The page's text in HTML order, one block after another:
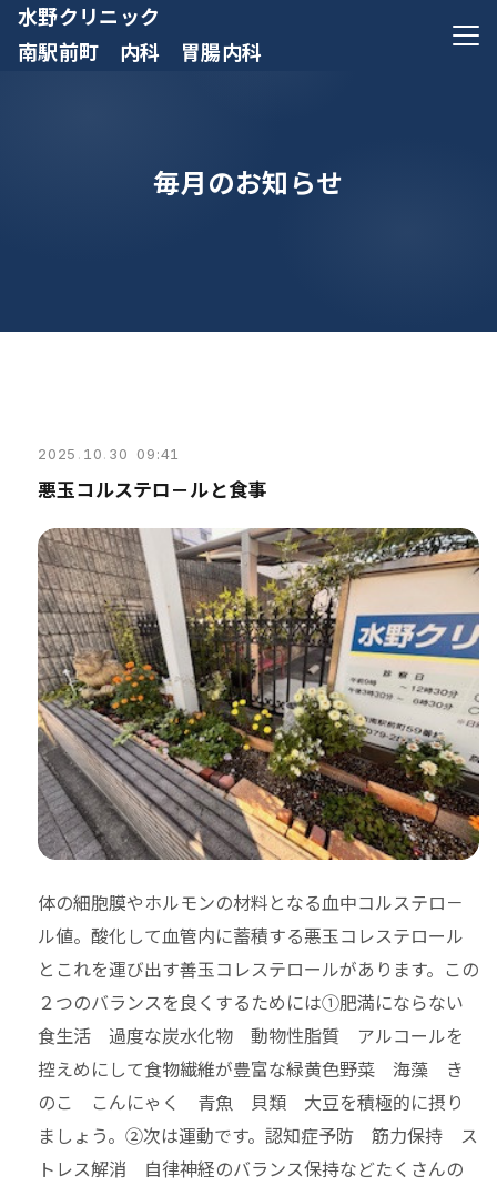
水野クリニック
南駅前町 内科 胃腸内科
メニ
毎月のお知らせ
2025 . 10. 30 09:41
悪玉コルステロ－ルと食事
体の細胞膜やホルモンの材料となる血中コルステロ－
ル値。酸化して血管内に蓄積する悪玉コレステロール
とこれを運び出す善玉コレステロールがあります。この
２つのバランスを良くするためには①肥満にならない
食生活 過度な炭水化物 動物性脂質 アルコールを
控えめにして食物繊維が豊富な緑黄色野菜 海藻 き
のこ こんにゃく 青魚 貝類 大豆を積極的に摂り
ましょう。②次は運動です。認知症予防 筋力保持 ス
トレス解消 自律神経のバランス保持などたくさんの